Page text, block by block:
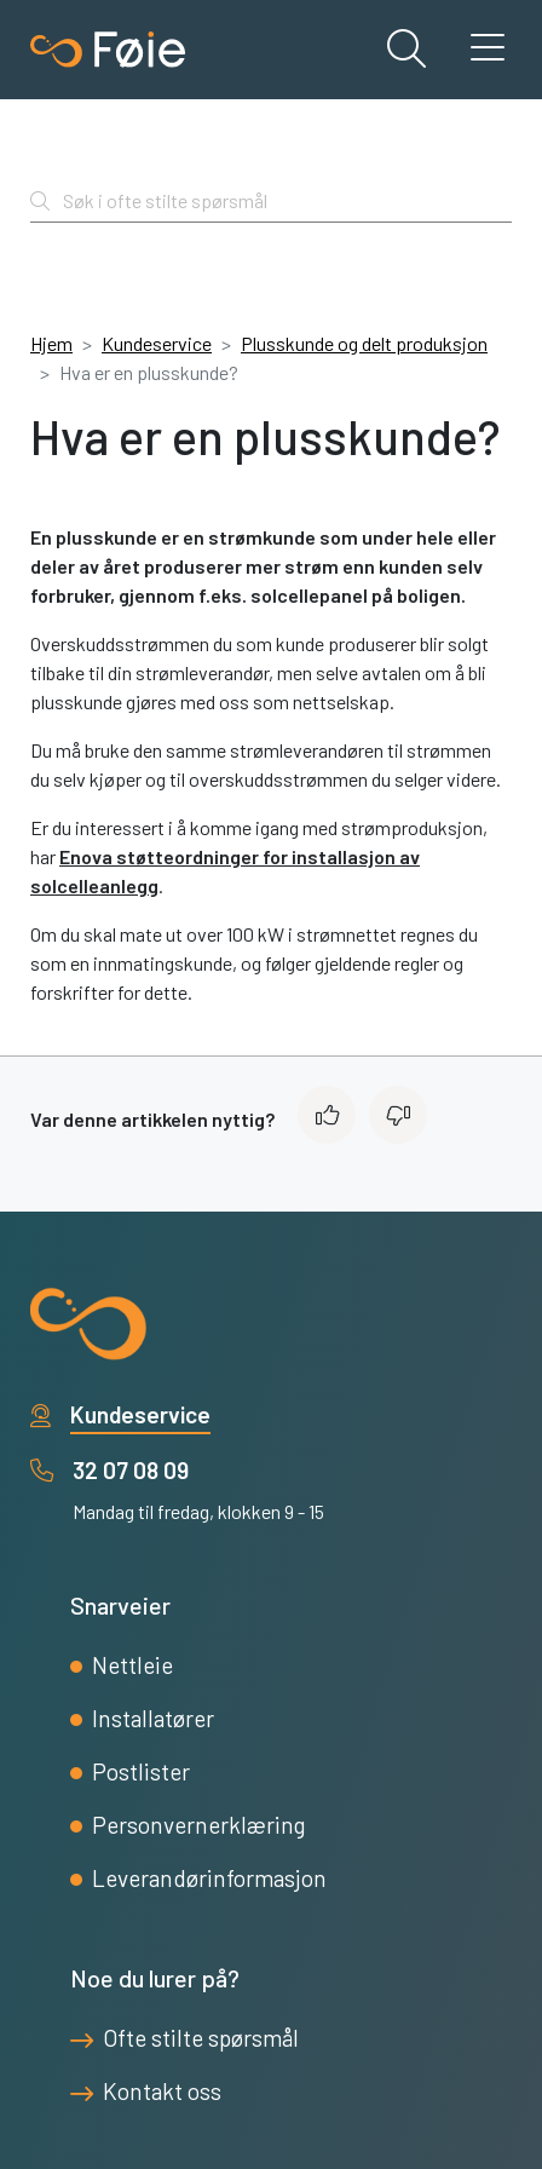
Søk i ofte stilte spørsmål
Hjem Kundeservice
Plusskunde og delt produksjon
Hva er en plusskunde?
Hva er en plusskunde?
En plusskunde er en strømkunde som under hele eller
deler av året produserer mer strøm enn kunden selv
forbruker, gjennom f.eks. solcellepanel på boligen.
Overskuddsstrømmen du som kunde produserer blir solgt
tilbake til din strømleverandør, men selve avtalen om å bli
plusskunde gjøres med oss som nettselskap.
Du må bruke den samme strømleverandøren til strømmen
du selv kjøper og til overskuddsstrømmen du selger videre.
Er du interessert i å komme igang med strømproduksjon,
har Enova støtteordninger for installasjon av
solcelleanlegg.
Om du skal mate ut over 100 kW i strømnettet regnes du
som en innmatingskunde, og følger gjeldende regler og
forskrifter for dette.
Var denne artikkelen nyttig?
Kundeservice
32 07 08 09
Mandag til fredag, klokken 9 - 15
Snarveier
Nettleie
Installatører
Postlister
Personvernerklæring
Leverandørinformasjon
Noe du lurer på?
Ofte stilte spørsmål
Kontakt oss